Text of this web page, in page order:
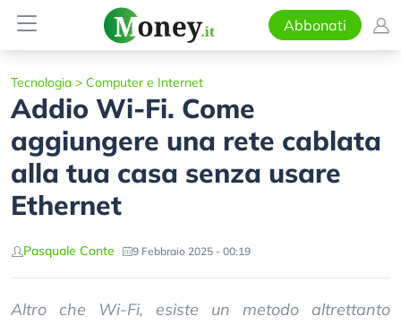
Abbonati
Tecnologia > Computer e Internet
Addio Wi-Fi. Come
aggiungere una rete cablata
alla tua casa senza usare
Ethernet
Pasquale Conte 9 Febbraio 2025 - 00:19
Altro che Wi-Fi, esiste un metodo altrettanto